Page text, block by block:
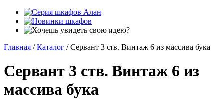
Главная / Каталог / Сервант 3 ств. Винтаж 6 из массива бука
Сервант 3 ств. Винтаж 6 из
массива бука